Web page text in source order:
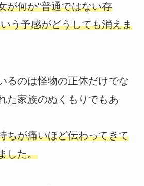
が何か“普通ではない存
う予感がどうしても消えま
るのは怪物の正体だけでな
た家族のぬくもりでもあ
ちが痛いほど伝わってきて
した。